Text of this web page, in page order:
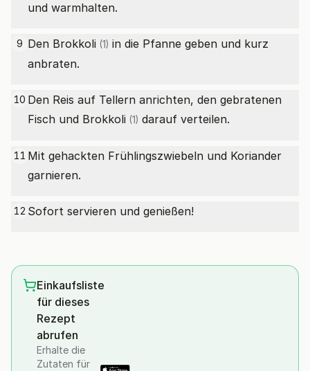
und warmhalten.
9 Den Brokkoli (1) in die Pfanne geben und kurz
anbraten.
10 Den Reis auf Tellern anrichten, den gebratenen
Fisch und Brokkoli (1) darauf verteilen.
11 Mit gehackten Frühlingszwiebeln und Koriander
garnieren.
12 Sofort servieren und genießen!
Einkaufsliste
für dieses
Rezept
abrufen
Erhalte die
Zutaten für